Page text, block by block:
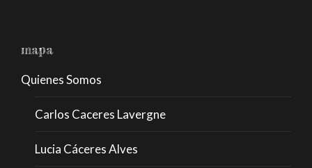
mapa
Quienes Somos
Carlos Caceres Lavergne
Lucia Cáceres Alves